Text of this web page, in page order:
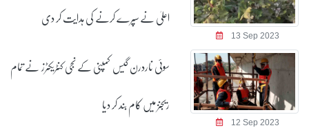
13 Sep 2023
اعلیٰ نے سپرے کرنے کی ہدایت کر دی
12 Sep 2023
سوئی ناردرن گیس کمپنی کے نجی کنٹریکٹرز نے تمام
ریجنز میں کام بند کر دیا